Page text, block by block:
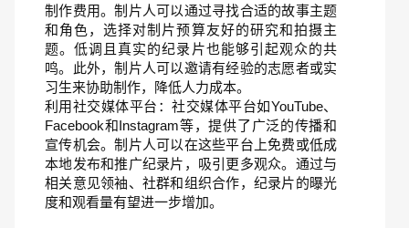
制作费用。制片人可以通过寻找合适的故事主题
和角色，选择对制片预算友好的研究和拍摄主
题。低调且真实的纪录片也能够引起观众的共
鸣。此外，制片人可以邀请有经验的志愿者或实
习生来协助制作，降低人力成本。
利用社交媒体平台：社交媒体平台如YouTube、
Facebook和Instagram等，提供了广泛的传播和
宣传机会。制片人可以在这些平台上免费或低成
本地发布和推广纪录片，吸引更多观众。通过与
相关意见领袖、社群和组织合作，纪录片的曝光
度和观看量有望进一步增加。